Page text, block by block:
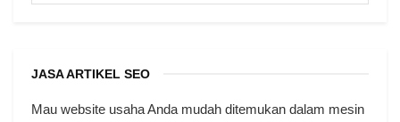
JASA ARTIKEL SEO
Mau website usaha Anda mudah ditemukan dalam mesin